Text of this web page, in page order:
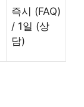
즉시 (FAQ)
/ 1일 (상
담)